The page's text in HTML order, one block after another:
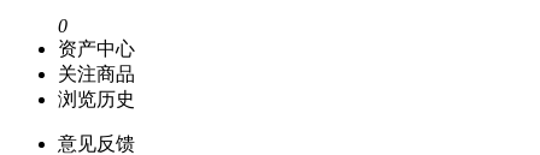
0
资产中心
关注商品
浏览历史
意见反馈